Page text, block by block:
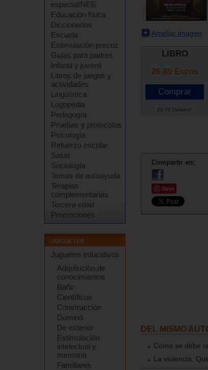
especial/NEE
Educación física
Diccionarios
Escuela
Estimulación precoz
Guías para padres
Infantil y juvenil
Libros de juegos y
actividades
Lingüística
Logopedia
Pedagogía
Pruebas y protocolos
Psicología
Refuerzo escolar
Salud
Sociología
Temas de autoayuda
Terapias
complementarias
Tercera edad
Promociones
Juguetes educativos
Adquisición de
conocimientos
Baño
Científicos
Construcción
Dominó
De exterior
Estimulación
intelectual y
memoria
Familiares
Ampliar imagen
LIBRO
26.85 Euros
29.75 Dólares*
Compartir en:
Save
DEL MISMO
Cómo se debe
La violencia.